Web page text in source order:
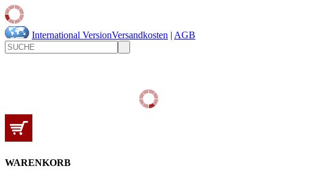
International VersionVersandkosten | AGB
WARENKORB